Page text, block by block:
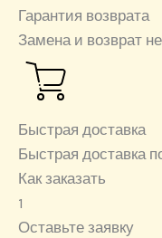
Гарантия возврата
Замена и возврат
Быстрая доставка
Быстрая доставка
Как заказать
1
Оставьте заявку